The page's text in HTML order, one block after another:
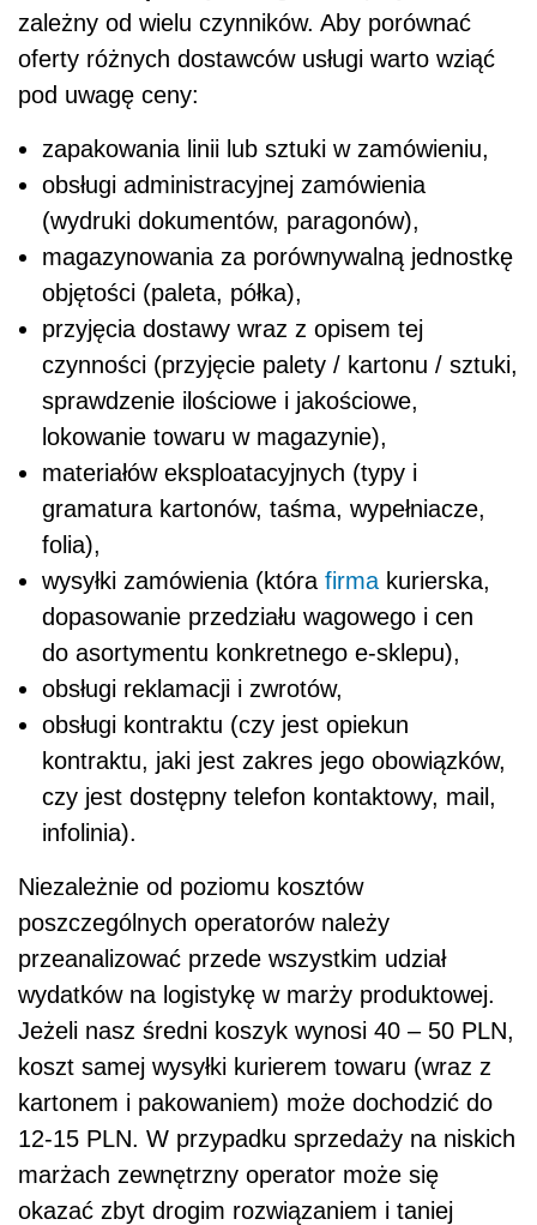
zależny od wielu czynników. Aby porównać
oferty różnych dostawców usługi warto wziąć
pod uwagę ceny:
zapakowania linii lub sztuki w zamówieniu,
obsługi administracyjnej zamówienia
(wydruki dokumentów, paragonów),
magazynowania za porównywalną jednostkę
objętości (paleta, półka),
przyjęcia dostawy wraz z opisem tej
czynności (przyjęcie palety / kartonu / sztuki,
sprawdzenie ilościowe i jakościowe,
lokowanie towaru w magazynie),
materiałów eksploatacyjnych (typy i
gramatura kartonów, taśma, wypełniacze,
folia),
wysyłki zamówienia (która firma kurierska,
dopasowanie przedziału wagowego i cen
do asortymentu konkretnego e-sklepu),
obsługi reklamacji i zwrotów,
obsługi kontraktu (czy jest opiekun
kontraktu, jaki jest zakres jego obowiązków,
czy jest dostępny telefon kontaktowy, mail,
infolinia).
Niezależnie od poziomu kosztów
poszczególnych operatorów należy
przeanalizować przede wszystkim udział
wydatków na logistykę w marży produktowej.
Jeżeli nasz średni koszyk wynosi 40 – 50 PLN,
koszt samej wysyłki kurierem towaru (wraz z
kartonem i pakowaniem) może dochodzić do
12-15 PLN. W przypadku sprzedaży na niskich
marżach zewnętrzny operator może się
okazać zbyt drogim rozwiązaniem i taniej